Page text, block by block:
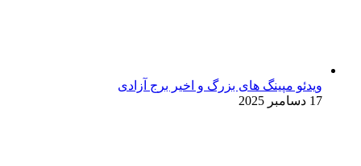
ویدئو مپینگ های بزرگ و اخیر برج آزادی
17 دسامبر 2025